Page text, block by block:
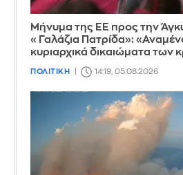
Μήνυμα της ΕΕ προς την
«Γαλάζια Πατρίδα»:
κυριαρχικά δικαιώματα των
ΠΟΛΙΤΙΚΗ 14:19, 05.08.2026